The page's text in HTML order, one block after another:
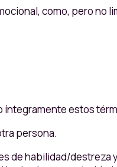
como, pero no
íntegramente estos
persona.
de habilidad/destreza